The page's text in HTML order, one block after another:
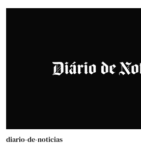
diario-de-noticias